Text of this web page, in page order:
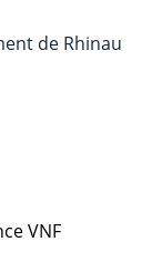
de Rhinau
VNF